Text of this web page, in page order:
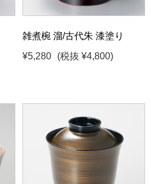
雑煮椀 溜/古代朱 漆塗り
¥5,280
(税抜 ¥4,800)